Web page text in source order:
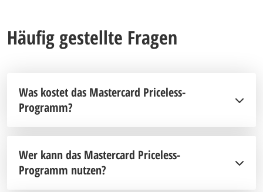
Häufig gestellte Fragen
Was kostet das Mastercard Priceless-
Programm?
Wer kann das Mastercard Priceless-
Programm nutzen?